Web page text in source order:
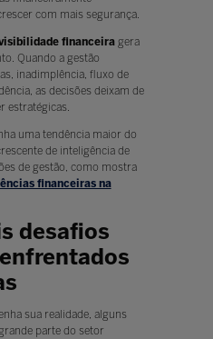
com mais segurança.
financeiragera
Quando a gestão
inadimplência, fluxo de
as decisões deixam de
estratégicas.
uma tendência maior do
de inteligência de
de gestão, como mostra
financeiras na
desafios
sua realidade, alguns
parte do setor